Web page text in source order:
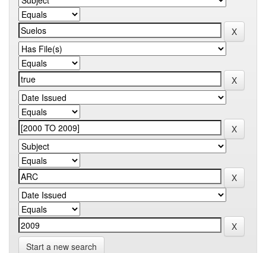
Start a new search